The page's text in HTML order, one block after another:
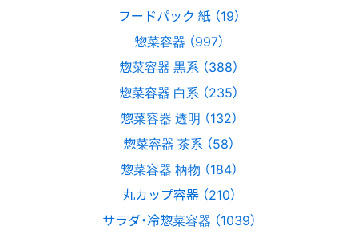
フードパック 紙 （19）
惣菜容器 （997）
惣菜容器 黒系 （388）
惣菜容器 白系 （235）
惣菜容器 透明 （132）
惣菜容器 茶系 （58）
惣菜容器 柄物 （184）
丸カップ容器 （210）
サラダ・冷惣菜容器 （1039）